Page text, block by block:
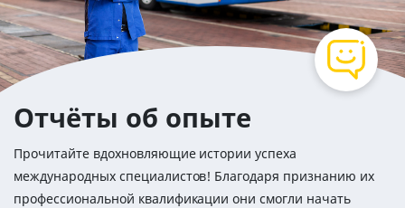
Отчёты об опыте
Прочитайте вдохновляющие истории успеха
международных специалистов! Благодаря признанию их
профессиональной квалификации они смогли начать